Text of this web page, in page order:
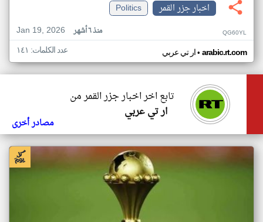
اخبار جزر القمر
Politics
Jan 19, 2026
منذ ٦ أشهر QG60YL
ار تي عربي• arabic.rt.com عدد الكلمات: ١٤١
تابع اخر اخبار جزر القمر من
ار تي عربي
مصادر أخرى